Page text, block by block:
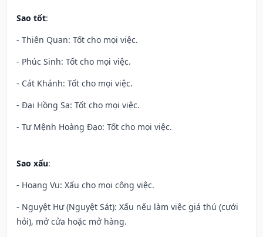
Sao tốt:
- Thiên Quan: Tốt cho mọi việc.
- Phúc Sinh: Tốt cho mọi việc.
- Cát Khánh: Tốt cho mọi việc.
- Đại Hồng Sa: Tốt cho mọi việc.
- Tư Mệnh Hoàng Đạo: Tốt cho mọi việc.
Sao xấu:
- Hoang Vu: Xấu cho mọi công việc.
- Nguyệt Hư (Nguyệt Sát): Xấu nếu làm việc giá thú (cưới
hỏi), mở cửa hoặc mở hàng.